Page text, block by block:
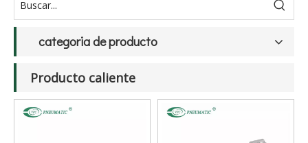
categoria de producto
Producto caliente